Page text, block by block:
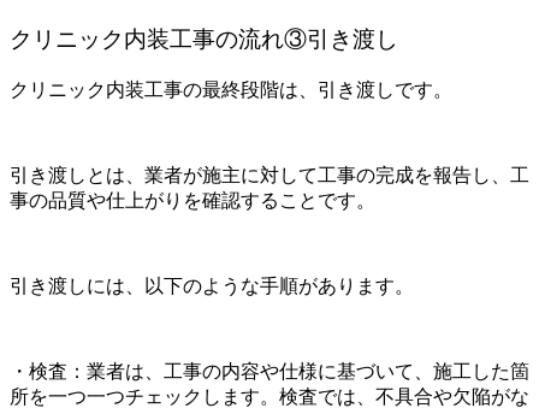
クリニック内装工事の流れ③引き渡し
クリニック内装工事の最終段階は、引き渡しです。
引き渡しとは、業者が施主に対して工事の完成を報告し、工
事の品質や仕上がりを確認することです。
引き渡しには、以下のような手順があります。
・検査：業者は、工事の内容や仕様に基づいて、施工した箇
所を一つ一つチェックします。検査では、不具合や欠陥がな